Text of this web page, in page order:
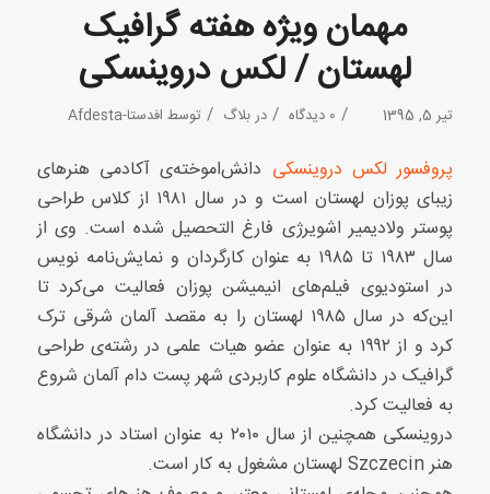
مهمان ویژه هفته گرافیک
لهستان / لکس دروینسکی
تیر 5, 1395 / 0 دیدگاه / دربلاگ / توسط افدستا-Afdesta
پروفسور لکس دروینسکی دانش‌اموخته‌ی آکادمی هنرهای
زیبای پوزان لهستان است و در سال ۱۹۸۱ از کلاس طراحی
پوستر ولادیمیر اشویرژی فارغ التحصیل شده است. وی از
سال ۱۹۸۳ تا ۱۹۸۵ به عنوان کارگردان و نمایش‌نامه نویس
در استودیوی فیلم‌های انیمیشن پوزان فعالیت می‌کرد تا
این‌که در سال ۱۹۸۵ لهستان را به مقصد آلمان شرقی ترک
کرد و از ۱۹۹۲ به عنوان عضو هیات علمی در رشته‌ی طراحی
گرافیک در دانشگاه علوم کاربردی شهر پست دام آلمان شروع
به فعالیت کرد.
دروینسکی همچنین از سال ۲۰۱۰ به عنوان استاد در دانشگاه
هنر Szczecin لهستان مشغول به کار است.